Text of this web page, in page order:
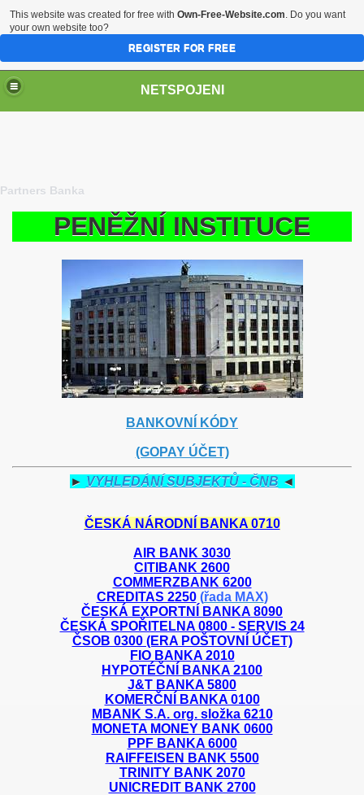
NETSPOJENI
PENĚŽNÍ INSTITUCE
BANKOVNÍ KÓDY
(GOPAY ÚČET)
► VYHLEDÁNÍ SUBJEKTŮ - ČNB ◄
ČESKÁ NÁRODNÍ BANKA 0710
AIR BANK 3030
CITIBANK 2600
COMMERZBANK 6200
CREDITAS 2250 (řada MAX)
ČESKÁ EXPORTNÍ BANKA 8090
ČESKÁ SPOŘITELNA 0800 - SERVIS 24
ČSOB 0300 (ERA POŠTOVNÍ ÚČET)
FIO BANKA 2010
HYPOTÉČNÍ BANKA 2100
J&T BANKA 5800
KOMERČNÍ BANKA 0100
MBANK S.A. org. složka 6210
MONETA MONEY BANK 0600
PPF BANKA 6000
RAIFFEISEN BANK 5500
TRINITY BANK 2070
UNICREDIT BANK 2700
Partners Banka
This website was created for free with Own-Free-Website.com. Do you want
your own website too?
REGISTER FOR FREE